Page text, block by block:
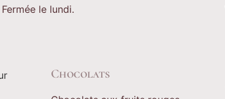
le lundi.
Chocolats